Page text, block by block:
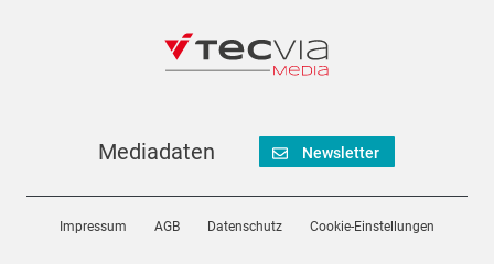
Mediadaten Newsletter
Impressum AGB Datenschutz Cookie-Einstellungen